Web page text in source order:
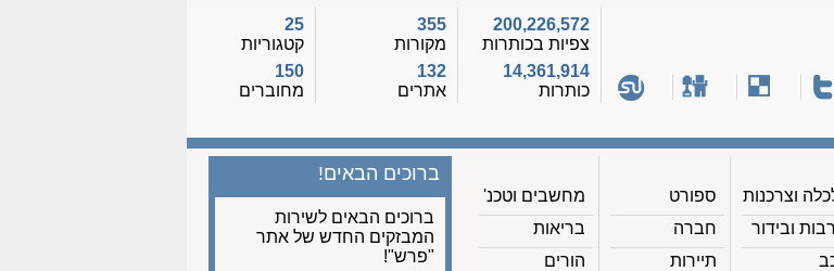
200,226,572
צפיות בכותרות
14,361,914
כותרות
355
מקורות
132
אתרים
25
קטגוריות
150
מחוברים
וצרכנות
ובידור
ספורט
חברה
תיירות
מחשבים וטכנ'
בריאות
הורים
ברוכים הבאים!
ברוכים הבאים לשירות
המבזקים החדש של אתר
"פרש"!